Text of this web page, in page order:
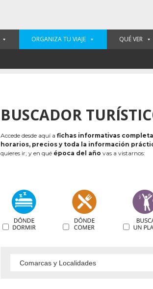
ORGANIZA TU VIAJE QUÉ VER
BUSCADOR
Accede desde aquí a fichas informativas
horarios, precios y toda la información
quieres ir, y en qué época del año vas a vistarnos: